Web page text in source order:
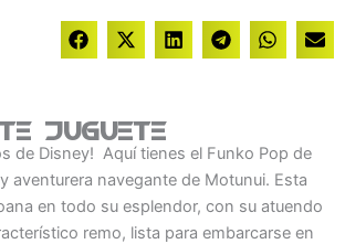
juguete
de Disney! Aquí tienes el Funko Pop de
aventurera navegante de Motunui. Esta
en todo su esplendor, con su atuendo
remo, lista para embarcarse en